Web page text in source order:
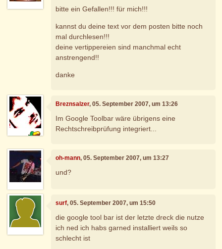
bitte ein Gefallen!!! für mich!!!
kannst du deine text vor dem posten bitte noch
mal durchlesen!!!
deine vertippereien sind manchmal echt
anstrengend!!
danke
Breznsalzer, 05. September 2007, um 13:26
Im Google Toolbar wäre übrigens eine
Rechtschreibprüfung integriert...
oh-mann, 05. September 2007, um 13:27
und?
surf, 05. September 2007, um 15:50
die google tool bar ist der letzte dreck die nutze
ich ned ich habs garned installiert weils so
schlecht ist